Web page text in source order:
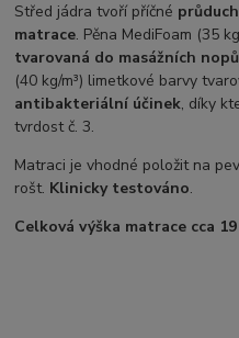
Střed jádra tvoří příčné
matrace. Pěna MediFoam (35
tvarovaná do masážních nopů
(40 kg/m³) limetkové barvy
antibakteriální účinek, díky
tvrdost č. 3.
Matraci je vhodné položit na
rošt. Klinicky testováno.
Celková výška matrace cca 19